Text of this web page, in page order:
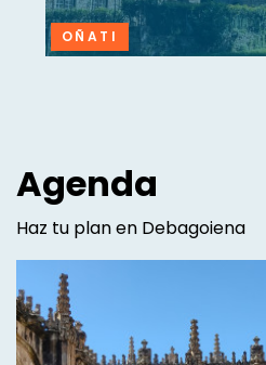
OÑATI
Agenda
Haz tu plan en Debagoiena